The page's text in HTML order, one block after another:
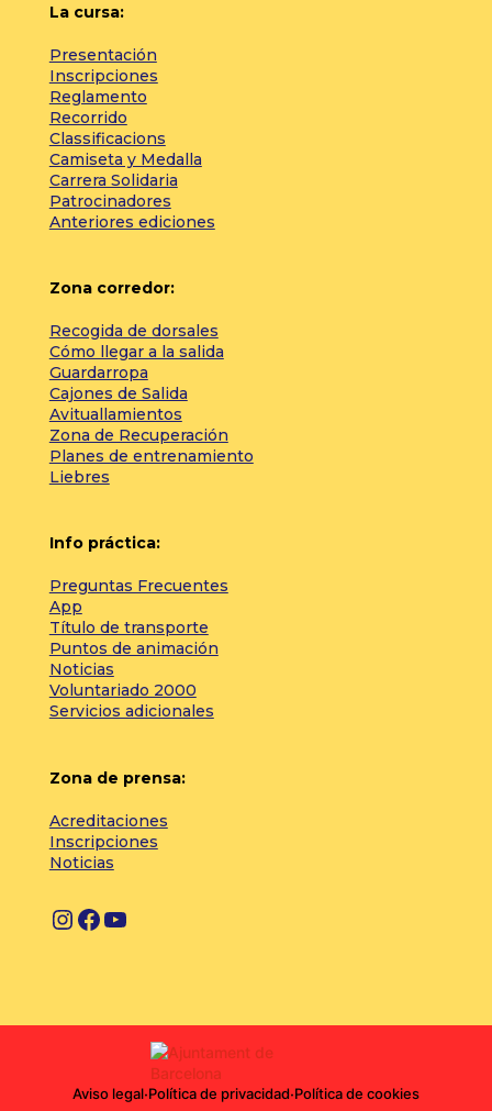
La cursa:
Presentación
Inscripciones
Reglamento
Recorrido
Classificacions
Camiseta y Medalla
Carrera Solidaria
Patrocinadores
Anteriores ediciones
Zona corredor:
Recogida de dorsales
Cómo llegar a la salida
Guardarropa
Cajones de Salida
Avituallamientos
Zona de Recuperación
Planes de entrenamiento
Liebres
Info práctica:
Preguntas Frecuentes
App
Título de transporte
Puntos de animación
Noticias
Voluntariado 2000
Servicios adicionales
Zona de prensa:
Acreditaciones
Inscripciones
Noticias
I
t
F
e
o
Y
T
b
Aviso legal·Política de privacidad·Política de cookies